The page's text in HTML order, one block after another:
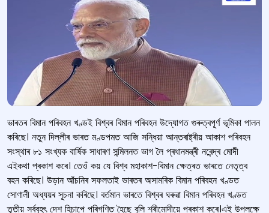
ভাৰতৰ বিমান পৰিবহন খণ্ডই বিশ্বৰ বিমান পৰিবহন উদ্যোগত গুৰুত্বপূৰ্ণ ভূমিকা পালন
কৰিছে। নতুন দিল্লীৰ ভাৰত মণ্ডপমত আজি সন্ধিয়া আন্তৰাষ্ট্ৰীয় আকাশ পৰিবহন
সংস্থাৰ ৮১ সংখ্যক বাৰ্ষিক সাধাৰণ সন্মিলনত ভাগ লৈ প্ৰধানমন্ত্ৰী নৰেন্দ্ৰ মোদী
এইকথা প্ৰকাশ কৰে। তেওঁ কয় যে বিশ্ব মহাকাশ-বিমান ক্ষেত্ৰত ভাৰতে নেতৃত্ব
বহন কৰিছে। উড়ান আঁচনিৰ সফলতাই ভাৰতৰ অসামৰিক বিমান পৰিবহন খণ্ডত
সোণালী অধ্যয়ৰ সূচনা কৰিছে। বৰ্তমান ভাৰতে বিশ্বৰ ঘৰুৱা বিমান পৰিবহন খণ্ডত
তৃতীয় সৰ্ববৃহৎ দেশ হিচাপে পৰিগণিত হৈছে বুলি শ্ৰীমোদীয়ে প্ৰকাশ কৰে।এই উপলক্ষে